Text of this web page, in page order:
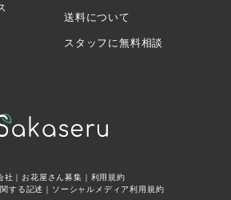
送料について
スタッフに無料相談
社 ｜ お花屋さん募集 ｜ 利用規約
する記述 ｜ ソーシャルメディア利用規約